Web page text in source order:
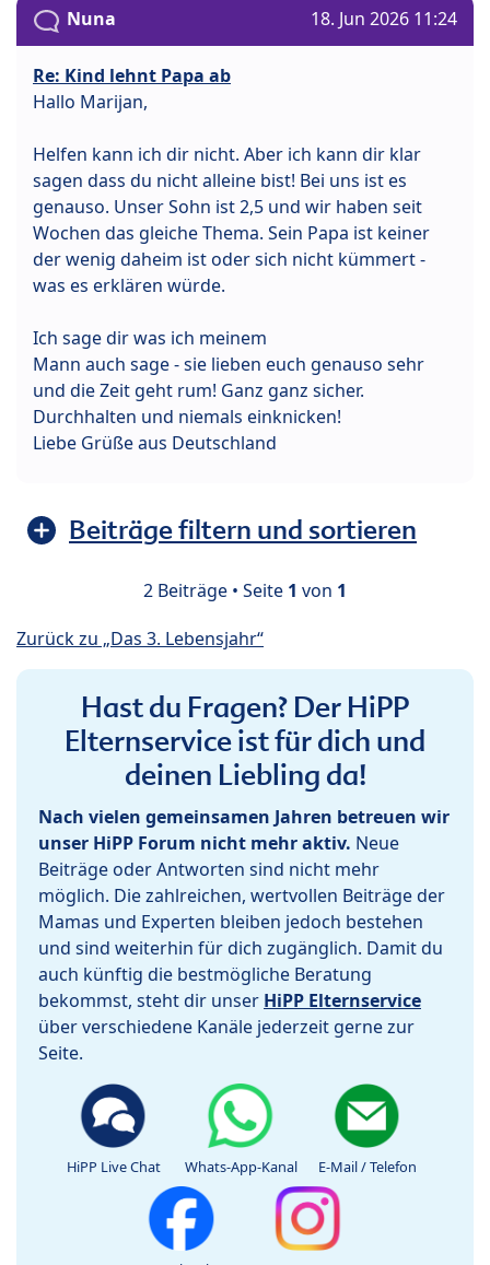
Nuna 18. Jun 2026 11:24
Re: Kind lehnt Papa ab
Hallo Marijan,
Helfen kann ich dir nicht. Aber ich kann dir klar
sagen dass du nicht alleine bist! Bei uns ist es
genauso. Unser Sohn ist 2,5 und wir haben seit
Wochen das gleiche Thema. Sein Papa ist keiner
der wenig daheim ist oder sich nicht kümmert -
was es erklären würde.
Ich sage dir was ich meinem
Mann auch sage - sie lieben euch genauso sehr
und die Zeit geht rum! Ganz ganz sicher.
Durchhalten und niemals einknicken!
Liebe Grüße aus Deutschland
Beiträge filtern und sortieren
2 Beiträge • Seite 1 von 1
Zurück zu „Das 3. Lebensjahr“
Hast du Fragen? Der HiPP
Elternservice ist für dich und
deinen Liebling da!
Nach vielen gemeinsamen Jahren betreuen wir
unser HiPP Forum nicht mehr aktiv. Neue
Beiträge oder Antworten sind nicht mehr
möglich. Die zahlreichen, wertvollen Beiträge der
Mamas und Experten bleiben jedoch bestehen
und sind weiterhin für dich zugänglich. Damit du
auch künftig die bestmögliche Beratung
bekommst, steht dir unser HiPP Elternservice
über verschiedene Kanäle jederzeit gerne zur
Seite.
HiPP Live Chat Whats-App-Kanal E-Mail / Telefon